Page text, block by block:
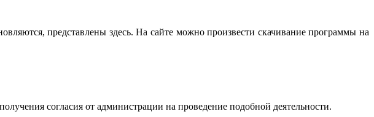
представлены здесь. На сайте можно произвести скачивание программы на
согласия от администрации на проведение подобной деятельности.